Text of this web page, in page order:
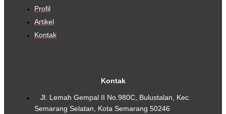
Profil
Artikel
Kontak
Kontak
Jl. Lemah Gempal II No.980C, Bulustalan, Kec.
Semarang Selatan, Kota Semarang 50246